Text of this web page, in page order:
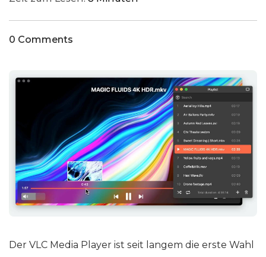
0 Comments
Der VLC Media Player ist seit langem die erste Wahl